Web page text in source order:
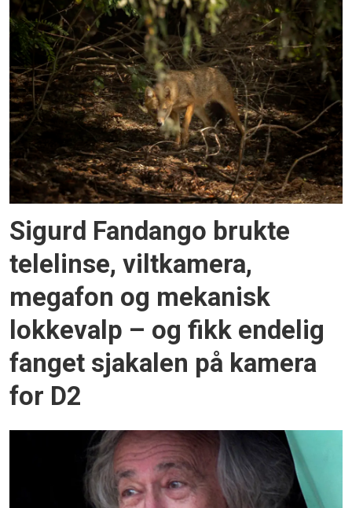
Sigurd Fandango brukte
telelinse, viltkamera,
megafon og mekanisk
lokkevalp – og fikk endelig
fanget sjakalen på kamera
for D2